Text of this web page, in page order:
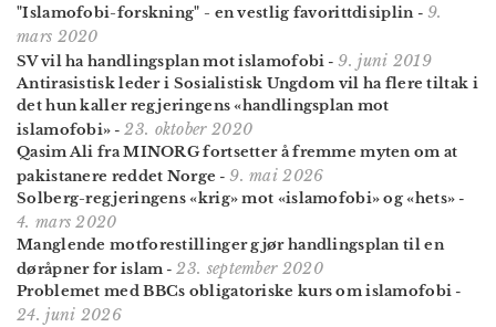
"Islamofobi-forskning" - en vestlig favorittdisiplin- 9.
mars 2020
SV vil ha handlingsplan mot islamofobi -9. juni 2019
Antirasistisk leder i Sosialistisk Ungdom vil ha flere tiltak i
det hun kaller regjeringens «handlingsplan mot
islamofobi» -23. oktober 2020
Qasim Ali fra MINORG fort­setter å fremme myten om at
paki­stanere reddet Norge -9. mai 2026
Solberg-regjeringens «krig» mot «islamofobi» og «hets» -
4. mars 2020
Manglende motforestillinger gjør handlingsplan til en
døråpner for islam -23. september 2020
Problemet med BBCs obliga­toriske kurs om islamo­fobi -
24. juni 2026